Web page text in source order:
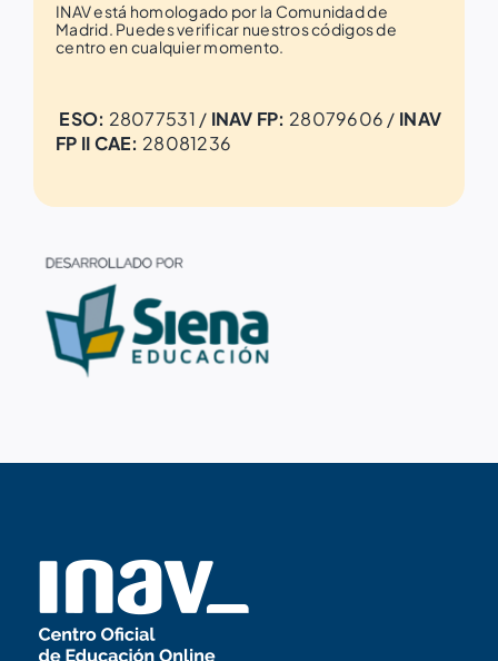
INAV está homologado por la Comunidad de
Madrid. Puedes verificar nuestros códigos de
centro en cualquier momento.
ESO: 28077531 / INAV FP: 28079606 / INAV
FP II CAE: 28081236